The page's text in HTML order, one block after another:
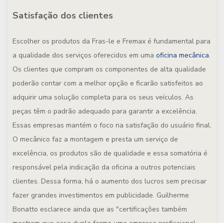
Satisfação dos clientes
Escolher os produtos da Fras-le e Fremax é fundamental para
a qualidade dos serviços oferecidos em uma oficina mecânica.
Os clientes que compram os componentes de alta qualidade
poderão contar com a melhor opção e ficarão satisfeitos ao
adquirir uma solução completa para os seus veículos. As
peças têm o padrão adequado para garantir a excelência.
Essas empresas mantém o foco na satisfação do usuário final.
O mecânico faz a montagem e presta um serviço de
excelência, os produtos são de qualidade e essa somatória é
responsável pela indicação da oficina a outros potenciais
clientes. Dessa forma, há o aumento dos lucros sem precisar
fazer grandes investimentos em publicidade. Guilherme
Bonatto esclarece ainda que as "certificações também